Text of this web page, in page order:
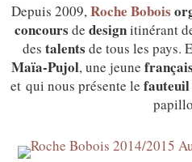
Depuis 2009,Roche Bobois
concours de designitinérant
des talents de tous les pays.
Maïa-Pujol, une jeune
et qui nous présente le